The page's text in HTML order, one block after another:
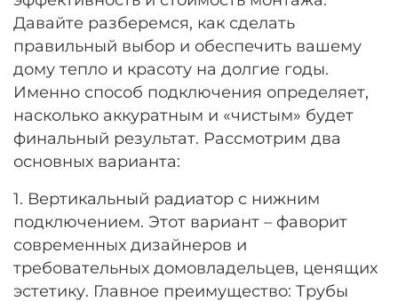
Давайте разберемся, как сделать
правильный выбор и обеспечить вашему
дому тепло и красоту на долгие годы.
Именно способ подключения определяет,
насколько аккуратным и «чистым» будет
финальный результат. Рассмотрим два
основных варианта:
1. Вертикальный радиатор с нижним
подключением. Этот вариант – фаворит
современных дизайнеров и
требовательных домовладельцев, ценящих
эстетику. Главное преимущество: Трубы